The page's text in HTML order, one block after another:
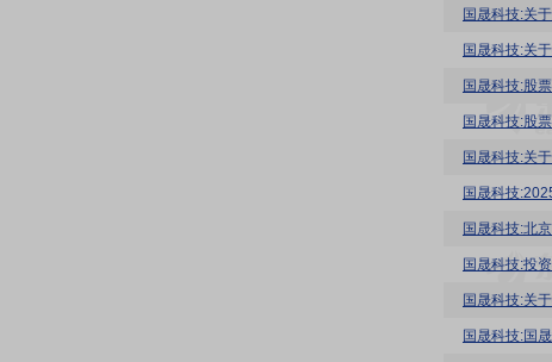
国晟科技:关
国晟科技:关
国晟科技:股
国晟科技:股
国晟科技:关
国晟科技
国晟科技:北
国晟科技:投
国晟科技:关
国晟科技:国